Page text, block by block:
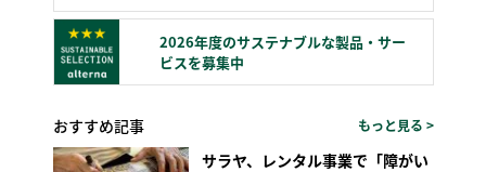
2026年度のサステナブルな製品・サー
ビスを募集中
おすすめ記事 もっと見る >
サラヤ、レンタル事業で「障がい